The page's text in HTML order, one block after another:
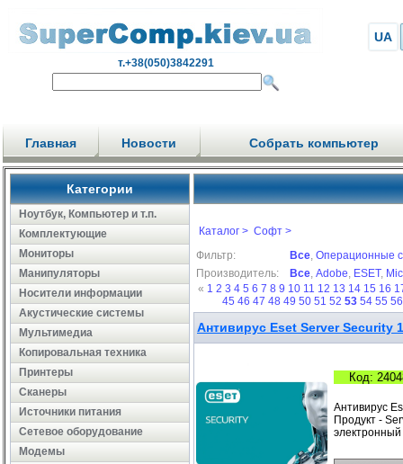
т.+38(050)3842291
UA
Главная Новости Собрать компьютер
Категории
Ноутбук, Компьютер и т.п.
Комплектующие
Мониторы
Манипуляторы
Носители информации
Акустические системы
Мультимедиа
Копировальная техника
Принтеры
Сканеры
Источники питания
Сетевое оборудование
Модемы
Каталог > Софт >
Фильтр:
Все, Операционные
Производитель:
Все, Adobe, ESET,
« 1 2 3 4 5 6 7 8 9 10 11 12 13 14 15 16
45 46 47 48 49 50 51 52 53 54 55
Антивирус Eset Server Security
Код:
Антивирус
Продукт -